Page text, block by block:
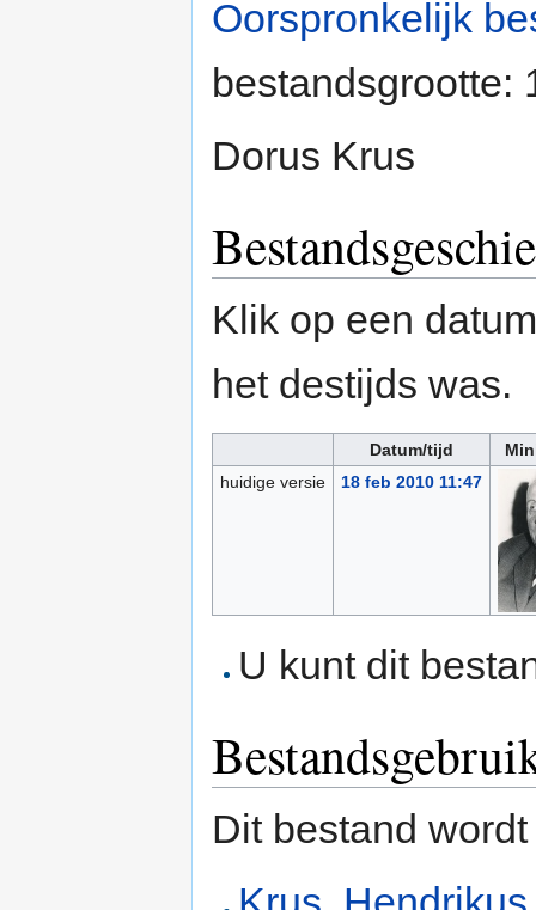
Oorspronkelijk
bestandsgrootte:
Dorus Krus
Klik op een
het destijds was.
Datum/tijd
huidige versie
18 feb 2010 11:47
U kunt dit
Dit bestand